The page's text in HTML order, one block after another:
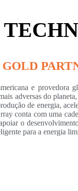
GOLD
e provedora
adversas do
de energia,
conta com uma
o
para a energia